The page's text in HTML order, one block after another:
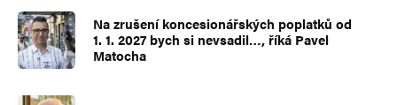
Na zrušení koncesionářských poplatků od
1. 1. 2027 bych si nevsadil…, říká Pavel
Matocha